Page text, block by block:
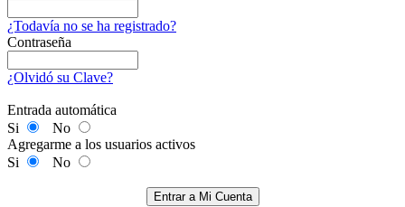
¿Todavía no se ha registrado?
Contraseña
¿Olvidó su Clave?
Entrada automática
Si
No
Agregarme a los usuarios activos
Si
No
Entrar a Mi Cuenta